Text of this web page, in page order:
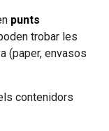
punts
trobar les
(paper, envasos
contenidors